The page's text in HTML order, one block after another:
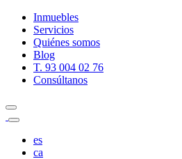
Inmuebles
Servicios
Quiénes somos
Blog
T. 93 004 02 76
Consúltanos
es
ca